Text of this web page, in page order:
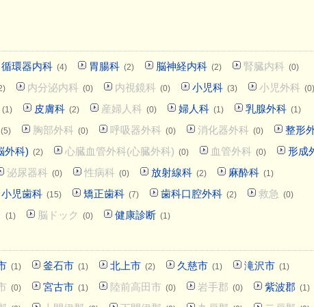
循環器内科 (4) 胃腸科 (2) 脳神経内科 (2) 腎臓内科 (0)
内分泌内科 (0) 内視鏡科 (0) 小児科 (3) 小児外科 (0)
(1) 皮膚科 (2) 産婦人科 (0) 婦人科 (1) 乳腺外科 (1)
(5) 胸部外科 (0) 呼吸器外科 (0) 消化器外科 (0) 整形
外科) (2) 心臓血管外科(心臓外科) (0) 血管外科 (0) 形成
泌尿器科 (0) 性病科 (0) 放射線科 (2) 麻酔科 (1)
小児歯科 (15) 矯正歯科 (7) 歯科口腔外科 (2) 救急 (0)
(1) 脳ドック (0) 健康診断 (1)
(1) 釜石市 (1) 北上市 (2) 久慈市 (1) 滝沢市 (1)
(0) 宮古市 (1) 陸前高田市 (0) 岩手郡 (0) 紫波郡 (1)